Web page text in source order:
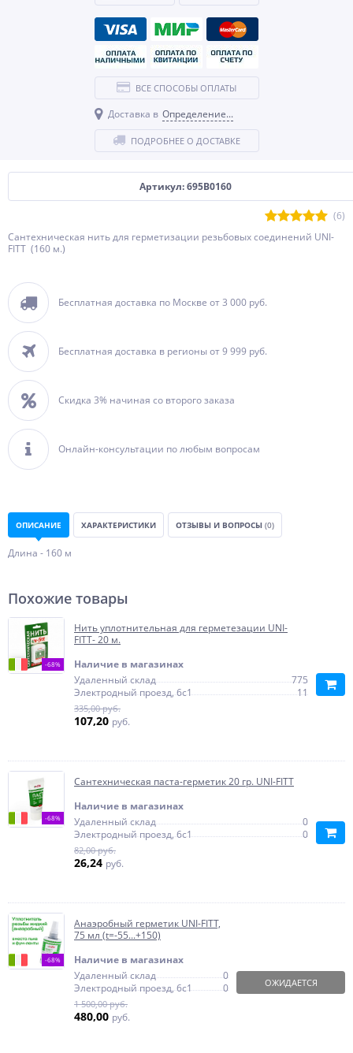
Артикул: 695B0160
(6)
Сантехническая нить для герметизации резьбовых соединений UNI-
FITT (160 м.)
Бесплатная доставка по Москве от 3 000 руб.
Бесплатная доставка в регионы от 9 999 руб.
Скидка 3% начиная со второго заказа
Онлайн-консультации по любым вопросам
ВСЕ СПОСОБЫ ОПЛАТЫ
Доставка в Определение...
ПОДРОБНЕЕ О ДОСТАВКЕ
ОПИСАНИЕ ХАРАКТЕРИСТИКИ ОТЗЫВЫ И ВОПРОСЫ (0)
Длина - 160 м
Похожие товары
-68%
Нить уплотнительная для герметезации UNI-
FITT- 20 м.
Наличие в магазинах
Удаленный склад
775
Электродный проезд, 6с1
11
335,00 руб.
107,20 руб.
-68%
Сантехническая паста-герметик 20 гр. UNI-FITT
Наличие в магазинах
Удаленный склад
0
Электродный проезд, 6с1
0
82,00 руб.
26,24 руб.
-68%
Анаэробный герметик UNI-FITT,
75 мл (t=-55...+150)
Наличие в магазинах
Удаленный склад
0
Электродный проезд, 6с1
0
1 500,00 руб.
480,00 руб.
ОЖИДАЕТСЯ